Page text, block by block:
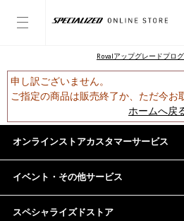
Rovalアップグレードプロ
申し訳ございません。
ご指定の商品は販売終了か、ただ今お
ホームへ戻
オンラインストアカスタマーサービス
イベント・その他サービス
スペシャライズドストア